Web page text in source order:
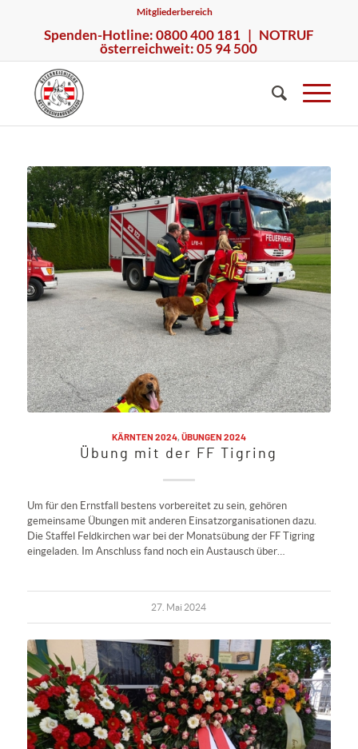
Mitgliederbereich
Spenden-Hotline: 0800 400 181 | NOTRUF
österreichweit: 05 94 500
KÄRNTEN 2024, ÜBUNGEN 2024
Übung mit der FF Tigring
Um für den Ernstfall bestens vorbereitet zu sein, gehören
gemeinsame Übungen mit anderen Einsatzorganisationen dazu.
Die Staffel Feldkirchen war bei der Monatsübung der FF Tigring
eingeladen. Im Anschluss fand noch ein Austausch über…
27. Mai 2024